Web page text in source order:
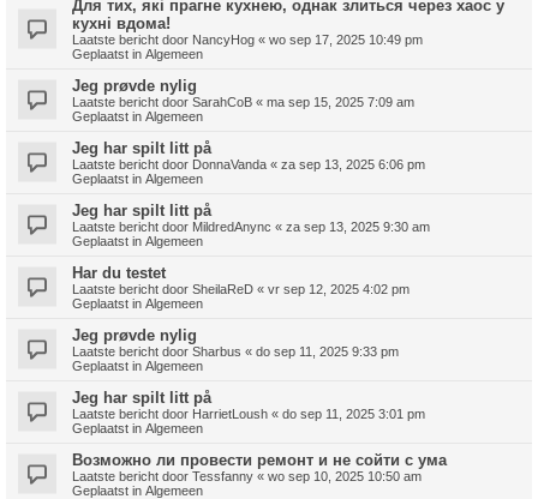
Для тих, які прагне кухнею, однак злиться через хаос у
кухні вдома!
Laatste bericht door NancyHog « wo sep 17, 2025 10:49 pm
Geplaatst in Algemeen
Jeg prøvde nylig
Laatste bericht door SarahCoB « ma sep 15, 2025 7:09 am
Geplaatst in Algemeen
Jeg har spilt litt på
Laatste bericht door DonnaVanda « za sep 13, 2025 6:06 pm
Geplaatst in Algemeen
Jeg har spilt litt på
Laatste bericht door MildredAnync « za sep 13, 2025 9:30 am
Geplaatst in Algemeen
Har du testet
Laatste bericht door SheilaReD « vr sep 12, 2025 4:02 pm
Geplaatst in Algemeen
Jeg prøvde nylig
Laatste bericht door Sharbus « do sep 11, 2025 9:33 pm
Geplaatst in Algemeen
Jeg har spilt litt på
Laatste bericht door HarrietLoush « do sep 11, 2025 3:01 pm
Geplaatst in Algemeen
Возможно ли провести ремонт и не сойти с ума
Laatste bericht door Tessfanny « wo sep 10, 2025 10:50 am
Geplaatst in Algemeen